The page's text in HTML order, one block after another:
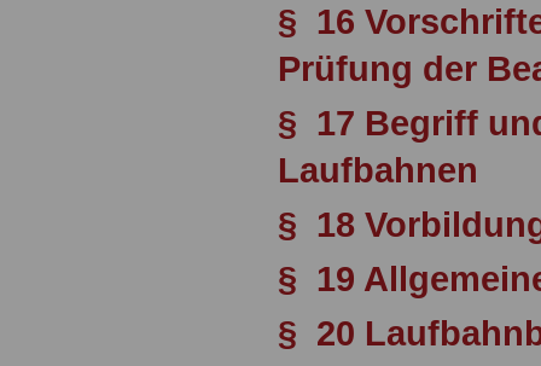
§ 16
Prüfung der
§ 17 Begriff
Laufbahnen
§ 18
§ 19
§ 20